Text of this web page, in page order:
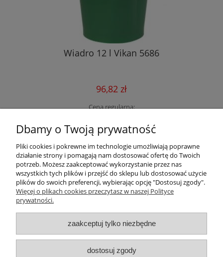
Wiadro 12 l Vikan 5686
96,82 zł
Cena regularna:
Najniższa cena: 96,82 zł
do koszyka
Pomoc
Dostawa
Moje konto
Dbamy o Twoją prywatność
Pliki cookies i pokrewne im technologie umożliwiają poprawne
działanie strony i pomagają nam dostosować ofertę do Twoich
potrzeb. Możesz zaakceptować wykorzystanie przez nas
wszystkich tych plików i przejść do sklepu lub dostosować użycie
plików do swoich preferencji, wybierając opcję "Dostosuj zgody".
Więcej o plikach cookies przeczytasz w naszej Polityce
prywatności.
zaakceptuj tylko niezbędne
dostosuj zgody